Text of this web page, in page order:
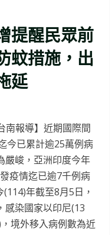
提醒民眾前
蚊措施，出
延
南報導】近期國際間
今已累計逾25萬例病
嚴峻，亞洲印度今年
疫情迄已逾7千例病
年截至8月5日，
感染國家以印尼(13
境外移入病例數為近